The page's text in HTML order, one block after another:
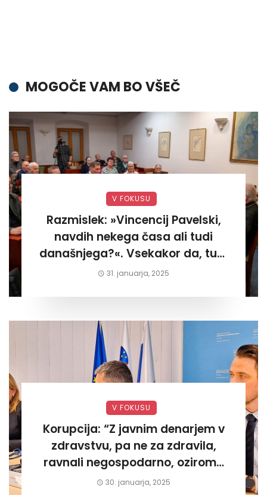
MOGOČE VAM BO VŠEČ
V FOKUSU
Razmislek: »Vincencij Pavelski,
navdih nekega časa ali tudi
današnjega?«. Vsekakor da, tudi
današnjega«
31. januarja, 2025
V FOKUSU
Korupcija: “Z javnim denarjem v
zdravstvu, pa ne za zdravila,
ravnali negospodarno, oziroma
za lastni žep. Tokrat na Žalskem«
30. januarja, 2025